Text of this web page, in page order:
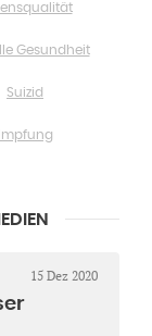
Gesundheit
Suizid
Impfung
15 Dez 2020